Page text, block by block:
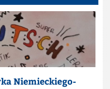
Niemieckiego-